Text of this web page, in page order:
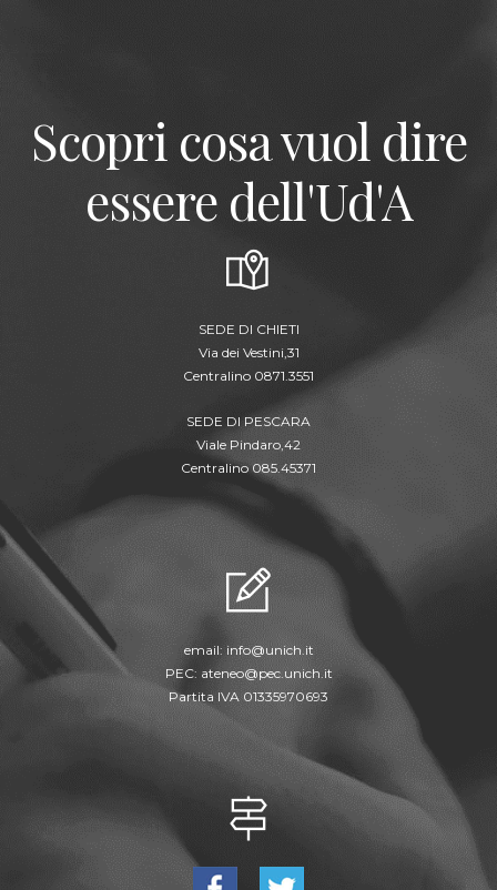
Scopri cosa vuol dire
essere dell'Ud'A
SEDE DI CHIETI
Via dei Vestini,31
Centralino 0871.3551
SEDE DI PESCARA
Viale Pindaro,42
Centralino 085.45371
email: info@unich.it
PEC: ateneo@pec.unich.it
Partita IVA 01335970693